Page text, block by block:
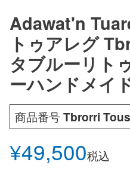
Adawat'n
トゥアレグ
タブルーリト
ーハンドメイ
商品番号Tbrorri
¥49,500税込